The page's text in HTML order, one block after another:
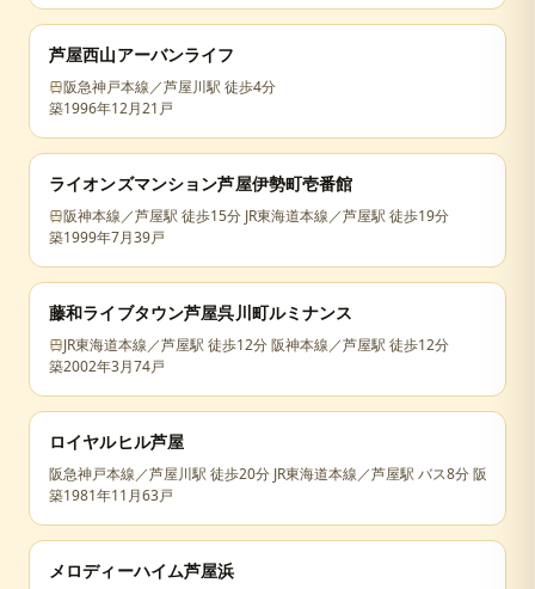
芦屋西山アーバンライフ
阪急神戸本線／芦屋川駅 徒歩4分
築1996年12月21戸
ライオンズマンション芦屋伊勢町壱番館
阪神本線／芦屋駅 徒歩15分 JR東海道本線／芦屋駅 徒歩19分
築1999年7月39戸
藤和ライブタウン芦屋呉川町ルミナンス
JR東海道本線／芦屋駅 徒歩12分 阪神本線／芦屋駅 徒歩12分
築2002年3月74戸
ロイヤルヒル芦屋
阪急神戸本線／芦屋川駅 徒歩20分 JR東海道本線／芦屋駅 バス8分 阪急神
築1981年11月63戸
メロディーハイム芦屋浜